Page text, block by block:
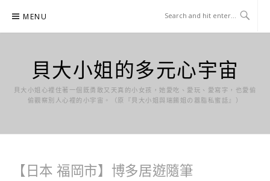
content
MENU
貝大小姐的多元心宇宙
貝大小姐心裡住著一個既勇敢又天真的小女孩，她愛吃、愛玩、愛寫字，也愛偷
偷觀察別人心裡的小宇宙。（原『貝大小姐與瑞餚姐の囂脂私蜜話』）
【日本 福岡市】博多居遊隨筆